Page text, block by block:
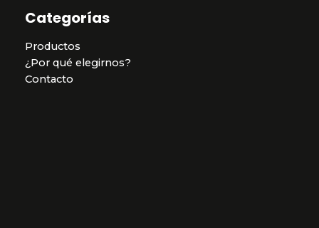
Categorías
Productos
¿Por qué elegirnos?
Contacto